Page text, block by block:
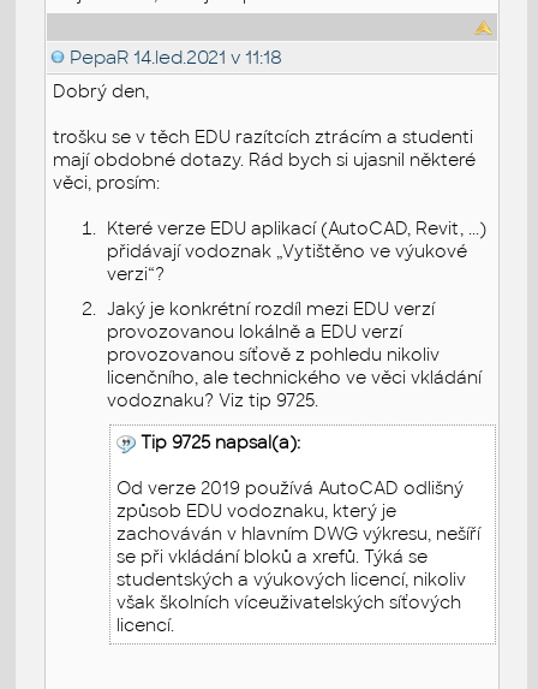
PepaR 14.led.2021 v 11:18
Dobrý den,
trošku se v těch EDU razítcích ztrácím a studenti
mají obdobné dotazy. Rád bych si ujasnil některé
věci, prosím:
Které verze EDU aplikací (AutoCAD, Revit, ...)
přidávají vodoznak „Vytištěno ve výukové
verzi“?
Jaký je konkrétní rozdíl mezi EDU verzí
provozovanou lokálně a EDU verzí
provozovanou síťově z pohledu nikoliv
licenčního, ale technického ve věci vkládání
vodoznaku? Viz tip 9725.
Tip 9725 napsal(a):
Od verze 2019 používá AutoCAD odlišný
způsob EDU vodoznaku, který je
zachováván v hlavním DWG výkresu, nešíří
se při vkládání bloků a xrefů. Týká se
studentských a výukových licencí, nikoliv
však školních víceuživatelských síťových
licencí.